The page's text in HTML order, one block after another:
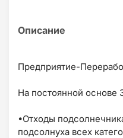
Предприятие-
На постоянной основе
•Отходы
подсолнуха всех